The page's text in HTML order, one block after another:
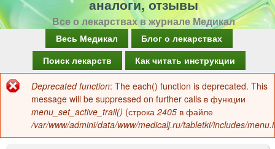
аналоги, отзывы
Все о лекарствах в журнале Медикал
а
в
о
Весь Медикал
Блог о лекарствах
Поиск лекарств
Как читать инструкции
Сообщение
об
ошибке
Deprecated function: The each() function is deprecated. This
message will be suppressed on further calls в функции
menu_set_active_trail() (строка 2405 в файле
/var/www/admini/data/www/medicalj.ru/tabletki/includes/